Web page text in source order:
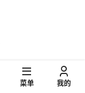
菜单 我的